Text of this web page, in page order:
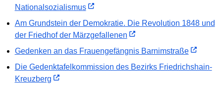
Nationalsozialismus
Am Grundstein der Demokratie. Die Revolution 1848 und
der Friedhof der Märzgefallenen
Gedenken an das Frauengefängnis Barnimstraße
Die Gedenktafelkommission des Bezirks Friedrichshain-
Kreuzberg